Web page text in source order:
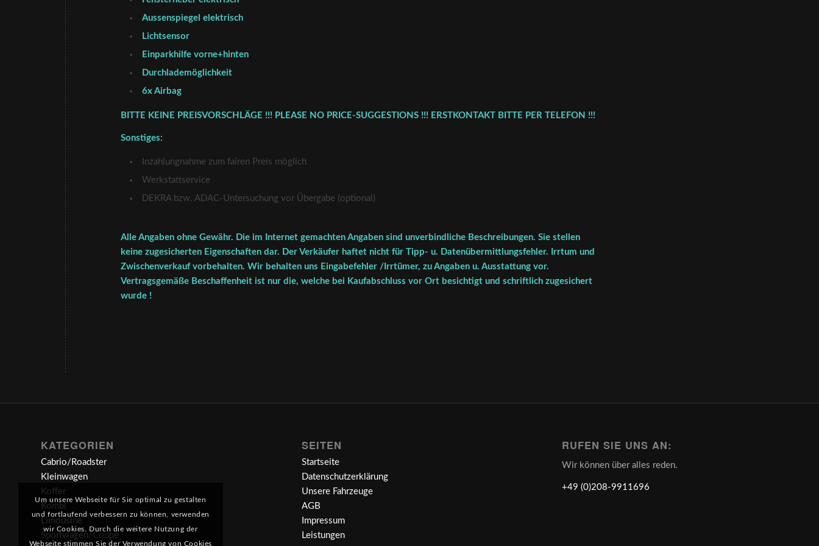
Aussenspiegel elektrisch
Lichtsensor
Einparkhilfe vorne+hinten
Durchlademöglichkeit
6x Airbag
BITTE KEINE PREISVORSCHLÄGE !!! PLEASE NO PRICE-SUGGESTIONS !!! ERSTKONTAKT BITTE PER TELEFON !!!
Sonstiges:
Inzahlungnahme zum fairen Preis möglich
Werkstattservice
DEKRA bzw. ADAC-Untersuchung vor Übergabe (optional)
Alle Angaben ohne Gewähr. Die im Internet gemachten Angaben sind unverbindliche Beschreibungen. Sie stellen
keine zugesicherten Eigenschaften dar. Der Verkäufer haftet nicht für Tipp- u. Datenübermittlungsfehler. Irrtum und
Zwischenverkauf vorbehalten. Wir behalten uns Eingabefehler /Irrtümer, zu Angaben u. Ausstattung vor.
Vertragsgemäße Beschaffenheit ist nur die, welche bei Kaufabschluss vor Ort besichtigt und schriftlich zugesichert
wurde !
KATEGORIEN
Cabrio/Roadster
Kleinwagen
Koffer
Kombi
Limousine
Sportwagen/Coupé
SEITEN
Startseite
Datenschutzerklärung
Unsere Fahrzeuge
AGB
Impressum
Leistungen
RUFEN SIE UNS AN:
Wir können über alles reden.
+49 (0)208-9911696
Um unsere Webseite für Sie optimal zu gestalten
und fortlaufend verbessern zu können, verwenden
wir Cookies. Durch die weitere Nutzung der
Webseite stimmen Sie der Verwendung von Cookies